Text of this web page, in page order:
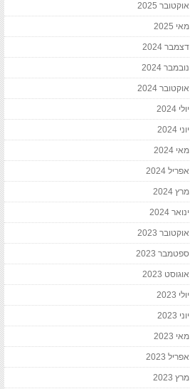
אוקטובר 2025
מאי 2025
דצמבר 2024
נובמבר 2024
אוקטובר 2024
יולי 2024
יוני 2024
מאי 2024
אפריל 2024
מרץ 2024
ינואר 2024
אוקטובר 2023
ספטמבר 2023
אוגוסט 2023
יולי 2023
יוני 2023
מאי 2023
אפריל 2023
מרץ 2023